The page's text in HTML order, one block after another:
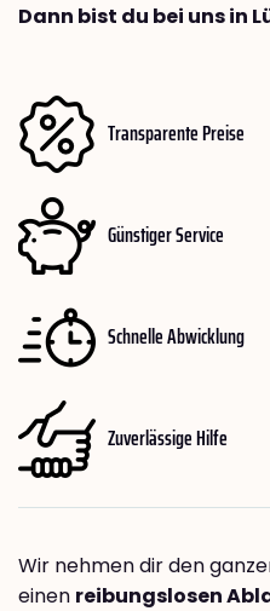
Dann bist du bei uns in
Transparente Preise
Günstiger Service
Schnelle Abwicklung
Zuverlässige Hilfe
Wir nehmen dir den
einen reibungslosen